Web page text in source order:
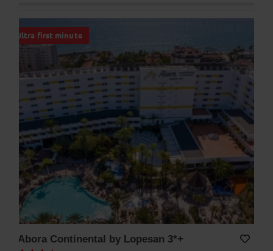
Ultra first minute
Abora Continental by Lopesan 3*+